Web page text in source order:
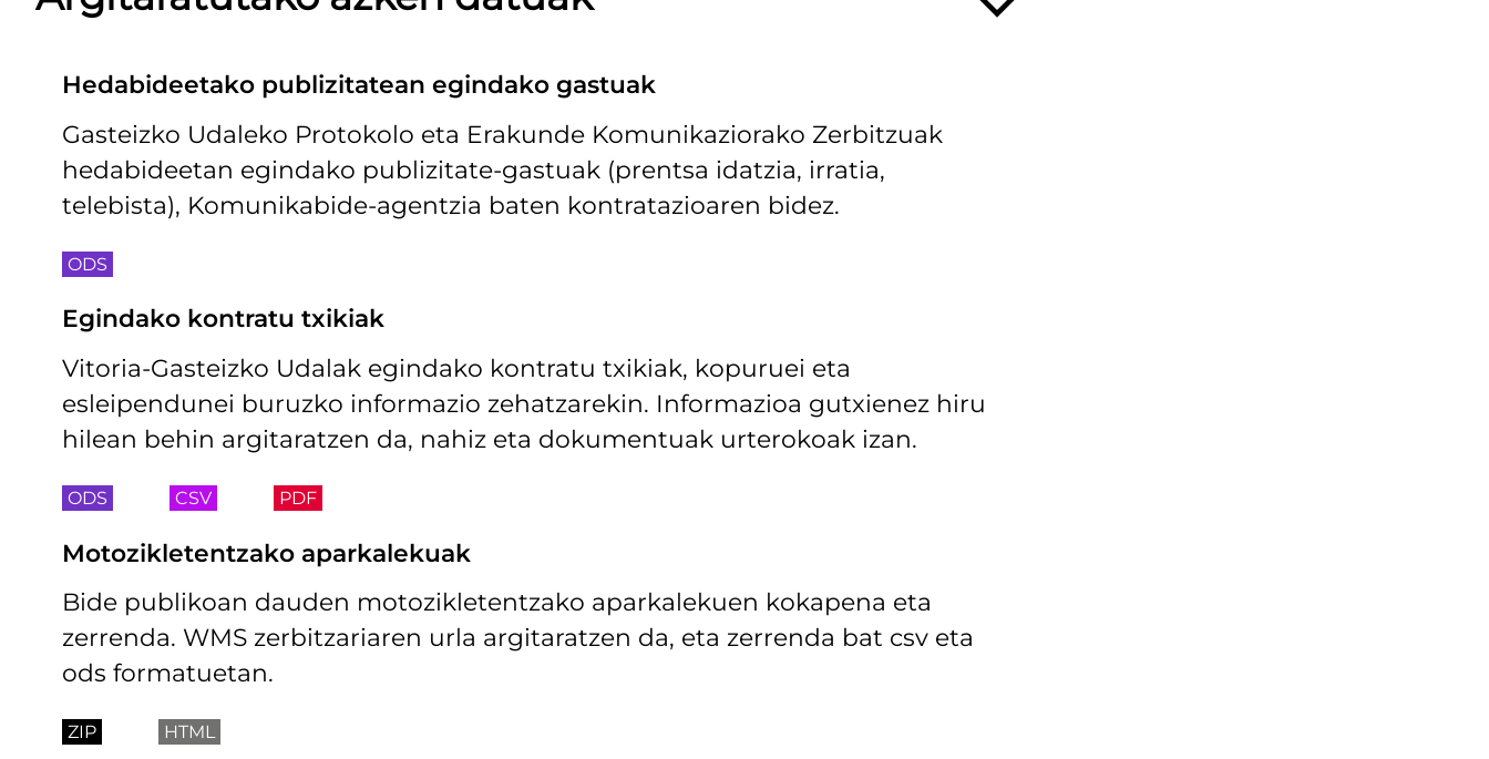
Hedabideetako publizitatean egindako gastuak
Gasteizko Udaleko Protokolo eta Erakunde Komunikaziorako Zerbitzuak
hedabideetan egindako publizitate-gastuak (prentsa idatzia, irratia,
telebista), Komunikabide-agentzia baten kontratazioaren bidez.
ODS
Egindako kontratu txikiak
Vitoria-Gasteizko Udalak egindako kontratu txikiak, kopuruei eta
esleipendunei buruzko informazio zehatzarekin. Informazioa gutxienez hiru
hilean behin argitaratzen da, nahiz eta dokumentuak urterokoak izan.
ODS CSV PDF
Motozikletentzako aparkalekuak
Bide publikoan dauden motozikletentzako aparkalekuen kokapena eta
zerrenda. WMS zerbitzariaren urla argitaratzen da, eta zerrenda bat csv eta
ods formatuetan.
ZIP HTML